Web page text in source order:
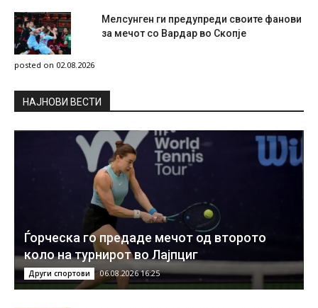
Мелсунген ги предупреди своите фанови
за мечот со Вардар во Скопје
posted on 02.08.2026
НAЈНОВИ ВЕСТИ
Ѓорческа го предаде мечот од второто
коло на турнирот во Лајпциг
Други спортови 06.08.2026 16:25